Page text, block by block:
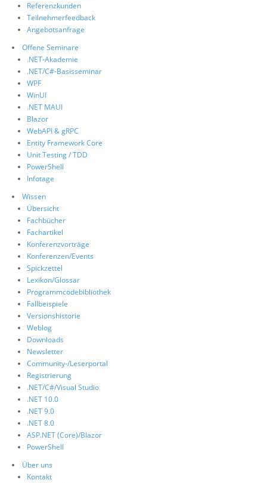
Referenzkunden
Teilnehmerfeedback
Angebotsanfrage
Offene Seminare
.NET-Akademie
.NET/C#-Basisseminar
WPF
WinUI
.NET MAUI
Blazor
WebAPI & gRPC
Entity Framework Core
Unit Testing / TDD
PowerShell
Infotage
Wissen
Übersicht
Fachbücher
Fachartikel
Konferenzvorträge
Konferenzen/Events
Spickzettel
Lexikon/Glossar
Programmcodebibliothek
Fallbeispiele
Versionshistorie
Weblog
Downloads
Newsletter
Community-/Leserportal
Registrierung
.NET/C#/Visual Studio
.NET 10.0
.NET 9.0
.NET 8.0
ASP.NET (Core)/Blazor
PowerShell
Über uns
Kontakt